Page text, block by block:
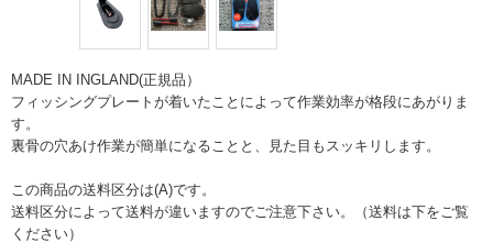
MADE IN INGLAND(正規品）
フィッシングプレートが着いたことによって作業効率が格段にあがりま
す。
裏骨の穴あけ作業が簡単になることと、見た目もスッキリします。
この商品の送料区分は(A)です。
送料区分によって送料が違いますのでご注意下さい。（送料は下をご覧
ください）